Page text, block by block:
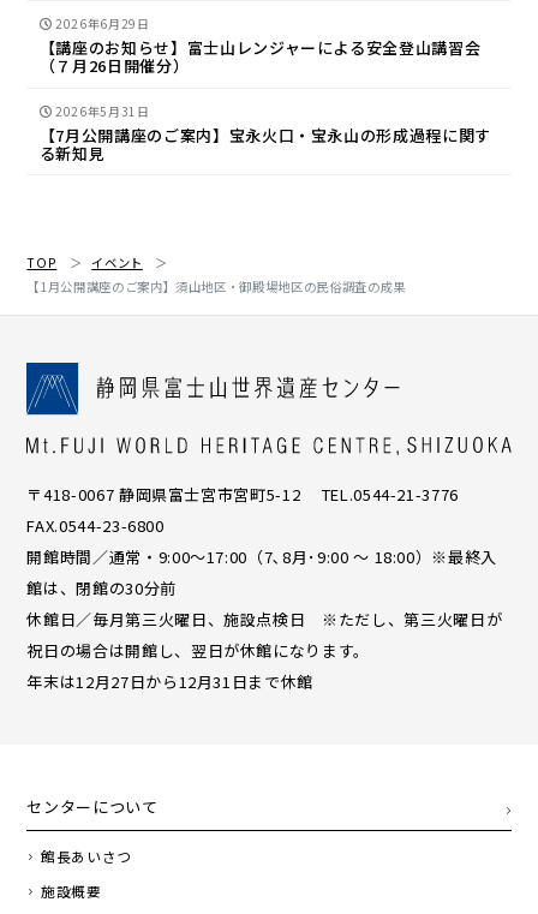
2026年6月29日
【講座のお知らせ】富士山レンジャーによる安全登山講習会
（７月26日開催分）
2026年5月31日
【7月公開講座のご案内】宝永火口・宝永山の形成過程に関す
る新知見
TOP
イベント
【1月公開講座のご案内】須山地区・御殿場地区の民俗調査の成果
〒418-0067 静岡県富士宮市宮町5-12 TEL.0544-21-3776
FAX.0544-23-6800
開館時間／通常・9:00〜17:00（7､8月･9:00 ～ 18:00）※最終入
館は、閉館の30分前
休館日／毎月第三火曜日、施設点検日 ※ただし、第三火曜日が
祝日の場合は開館し、翌日が休館になります。
年末は12月27日から12月31日まで休館
センターについて
館長あいさつ
施設概要